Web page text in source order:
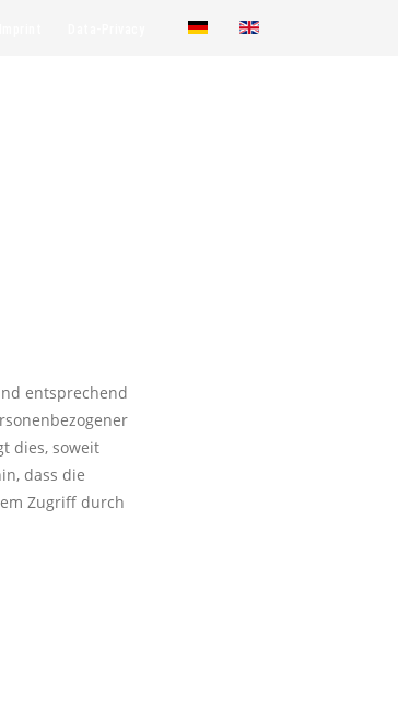
entsprechend
dies, soweit
dass die
Zugriff durch